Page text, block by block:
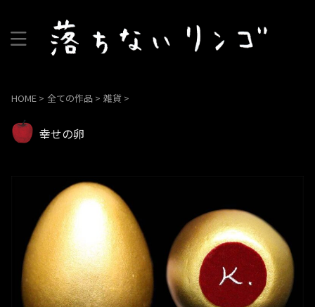
HOME > 全ての作品 > 雑貨 >
幸せの卵